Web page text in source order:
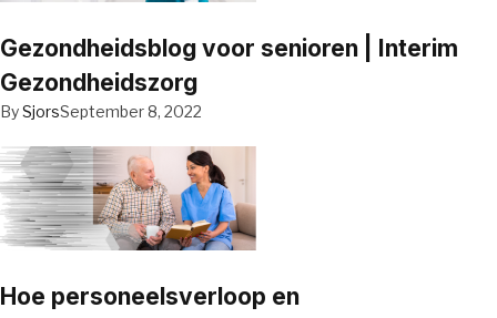
Gezondheidsblog voor senioren | Interim
Gezondheidszorg
BySjorsSeptember 8, 2022
Hoe personeelsverloop en